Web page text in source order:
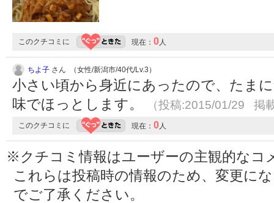
このクチコミに 現在： 0 人
ちよ子 さん （女性/新潟市/40代/Lv.3）
小さい頃から身近にあったので、たま
味でほっとします。
（投稿:2015/01/29 掲
このクチコミに 現在： 0 人
※クチコミ情報はユーザーの主観的なコ
これらは投稿時の情報のため、変更に
でご了承ください。